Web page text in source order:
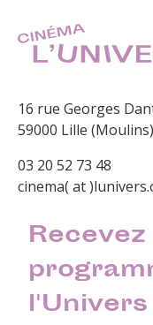
16 rue Georges
59000 Lille (Moulins)
03 20 52 73 48
cinema( at
l'Univers